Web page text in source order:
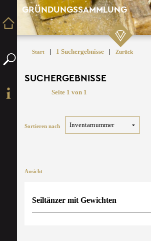
GRÜNDUNGSSAMMLUNG
Start | 1 Suchergebnisse | Zurück
SUCHERGEBNISSE
Seite 1 von 1
Sortieren nach
Ansicht
Seiltänzer mit Gewichten